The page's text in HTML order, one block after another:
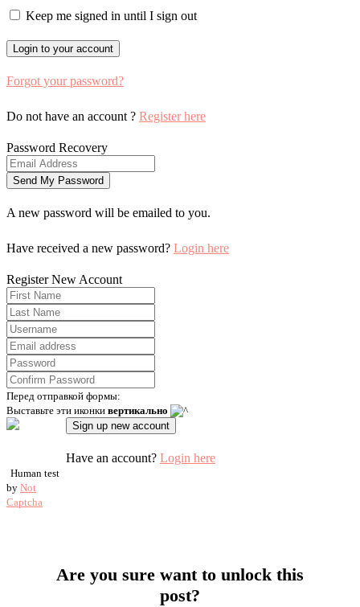
Keep me signed in until I sign out
Forgot your password?
Do not have an account ? Register here
Password Recovery
A new password will be emailed to you.
Have received a new password? Login here
Register New Account
Перед отправкой формы:
Выставьте эти иконки вертикально
Human test
by Not
Captcha
Have an account? Login here
Are you sure want to unlock this
post?